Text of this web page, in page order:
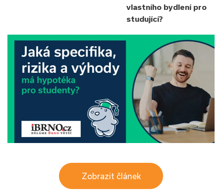
vlastního bydlení pro
studující?
Zobrazit článek